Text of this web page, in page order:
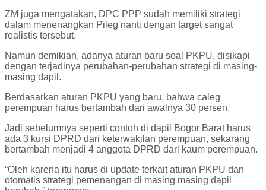
ZM juga mengatakan, DPC PPP sudah memiliki strategi
dalam menenangkan Pileg nanti dengan target sangat
realistis tersebut.
Namun demikian, adanya aturan baru soal PKPU, disikapi
dengan terjadinya perubahan-perubahan strategi di masing-
masing dapil.
Berdasarkan aturan PKPU yang baru, bahwa caleg
perempuan harus bertambah dari awalnya 30 persen.
Jadi sebelumnya seperti contoh di dapil Bogor Barat harus
ada 3 kursi DPRD dari keterwakilan perempuan, sekarang
bertambah menjadi 4 anggota DPRD dari kaum perempuan.
“Oleh karena itu harus di update terkait aturan PKPU dan
otomatis strategi pemenangan di masing masing dapil